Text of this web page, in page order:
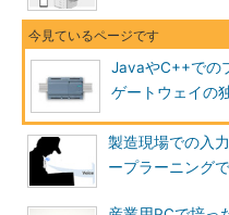
JavaやC++での
ゲートウェイの
製造現場での入
ープラーニング